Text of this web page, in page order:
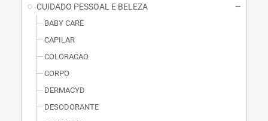
CUIDADO PESSOAL E BELEZA
BABY CARE
CAPILAR
COLORACAO
CORPO
DERMACYD
DESODORANTE